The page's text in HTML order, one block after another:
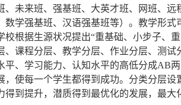
、未来班、强基班、大英才班、网班、
数学强基班、汉语强基班等）。教学形
校根据生源状况提出“重基础、小步子、
、课程分层、教学分层、作业分层、测
平、学习能力、认知水平的高低分成AB
，使每一个学生都得到成功。分类分层
得到提升，潜质得到最优化的发展，最